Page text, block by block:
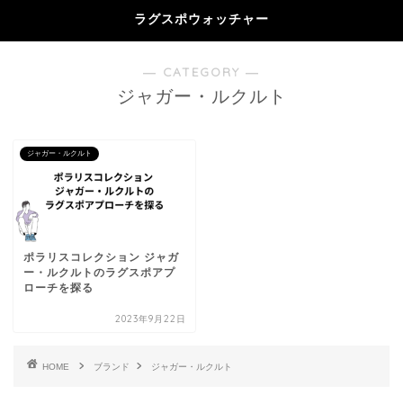
ラグスポウォッチャー
― CATEGORY ―
ジャガー・ルクルト
ジャガー・ルクルト
ポラリスコレクション ジャガ
ー・ルクルトのラグスポアプ
ローチを探る
2023年9月22日
HOME ブランド ジャガー・ルクルト